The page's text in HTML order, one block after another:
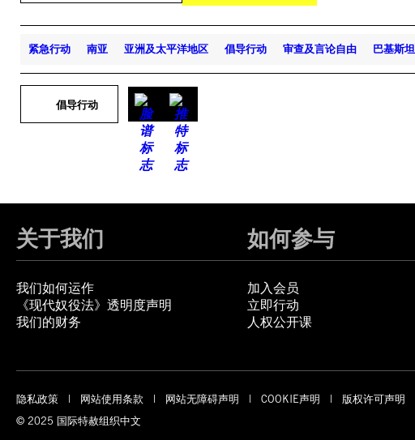
紧急行动 南亚 亚洲及太平洋地区 倡导行动 审查及言论自由 巴基斯坦
倡导行动
关于我们
我们如何运作
《现代奴役法》透明度声明
我们的财务
如何参与
加入会员
立即行动
人权公开课
隐私政策 网站使用条款 网站无障碍声明 COOKIE声明
版权许可声明
© 2025 国际特赦组织中文